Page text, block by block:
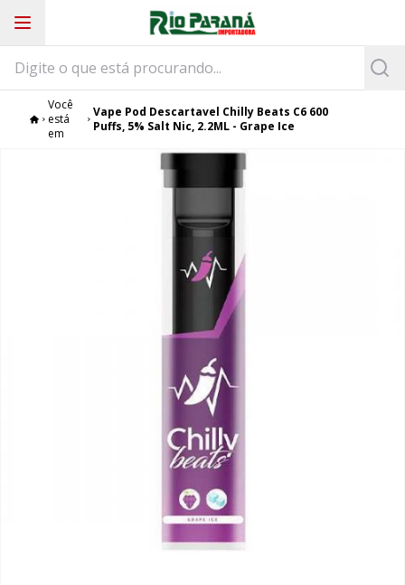
Você
está
em
Vape Pod Descartavel Chilly Beats C6 600
Puffs, 5% Salt Nic, 2.2ML - Grape Ice